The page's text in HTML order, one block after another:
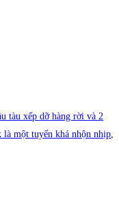
tàu xếp dỡ hàng rời và 2
một tuyến khá nhộn nhịp